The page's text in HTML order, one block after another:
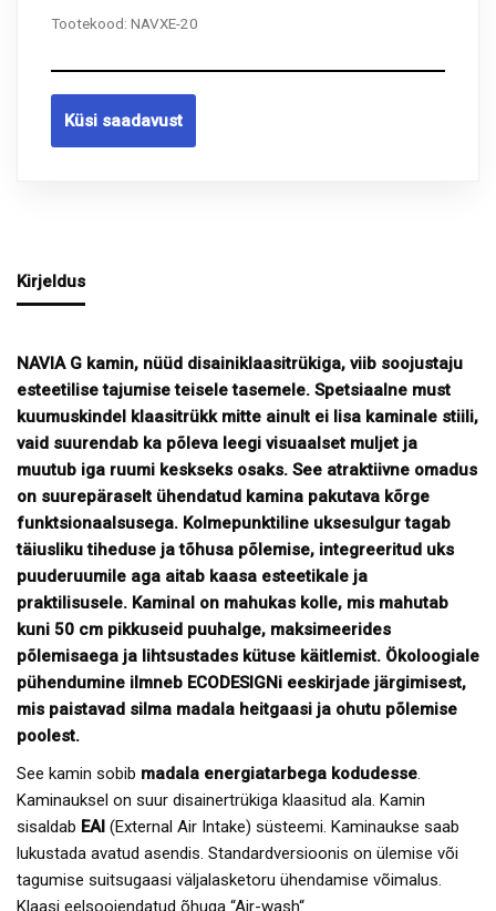
Tootekood: NAVXE-20
Küsi saadavust
Kirjeldus
NAVIA G kamin, nüüd disainiklaasitrükiga, viib soojustaju
esteetilise tajumise teisele tasemele. Spetsiaalne must
kuumuskindel klaasitrükk mitte ainult ei lisa kaminale stiili,
vaid suurendab ka põleva leegi visuaalset muljet ja
muutub iga ruumi keskseks osaks. See atraktiivne omadus
on suurepäraselt ühendatud kamina pakutava kõrge
funktsionaalsusega. Kolmepunktiline uksesulgur tagab
täiusliku tiheduse ja tõhusa põlemise, integreeritud uks
puuderuumile aga aitab kaasa esteetikale ja
praktilisusele. Kaminal on mahukas kolle, mis mahutab
kuni 50 cm pikkuseid puuhalge, maksimeerides
põlemisaega ja lihtsustades kütuse käitlemist. Ökoloogiale
pühendumine ilmneb ECODESIGNi eeskirjade järgimisest,
mis paistavad silma madala heitgaasi ja ohutu põlemise
poolest.
See kamin sobib madala energiatarbega kodudesse.
Kaminauksel on suur disainertrükiga klaasitud ala. Kamin
sisaldab EAI (External Air Intake) süsteemi. Kaminaukse saab
lukustada avatud asendis. Standardversioonis on ülemise või
tagumise suitsugaasi väljalasketoru ühendamise võimalus.
Klaasi eelsoojendatud õhuga “Air-wash“